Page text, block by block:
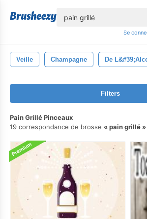
Se
Veille Champagne De
Filters
Pain Grillé Pinceaux
19 correspondance de brosse
pain grillé